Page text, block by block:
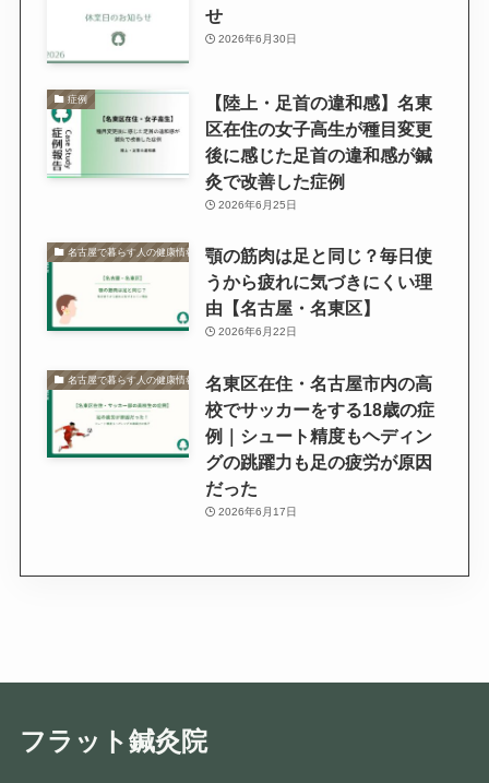
せ
2026年6月30日
症例
【陸上・足首の違和感】名東
区在住の女子高生が種目変更
後に感じた足首の違和感が鍼
灸で改善した症例
2026年6月25日
名古屋で暮らす人の健康情報
顎の筋肉は足と同じ？毎日使
うから疲れに気づきにくい理
由【名古屋・名東区】
2026年6月22日
名古屋で暮らす人の健康情報
名東区在住・名古屋市内の高
校でサッカーをする18歳の症
例｜シュート精度もヘディン
グの跳躍力も足の疲労が原因
だった
2026年6月17日
フラット鍼灸院